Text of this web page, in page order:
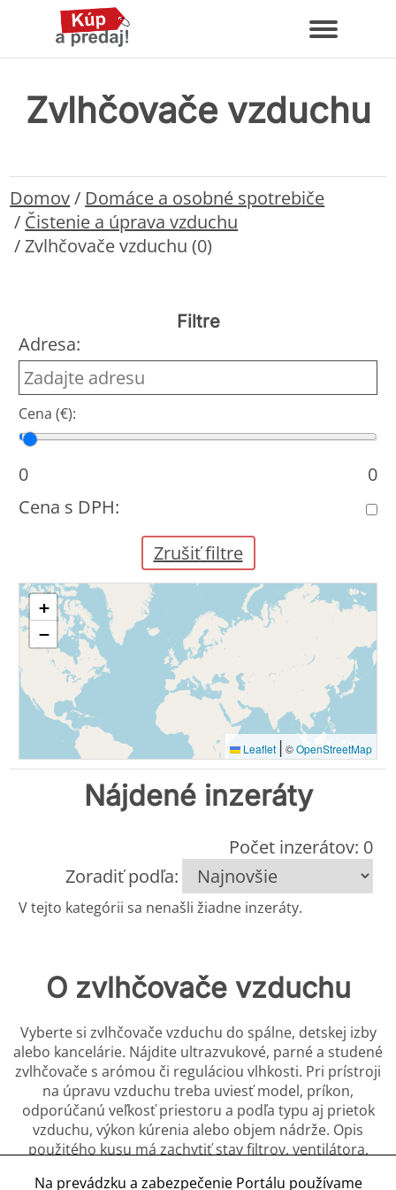
Zvlhčovače vzduchu
Domov/ Domáce a osobné spotrebiče
/ Čistenie a úprava vzduchu
/Zvlhčovače vzduchu (0)
Filtre
Adresa:
Cena (€):
Cena od
Cena do
0
0
Cena s DPH:
Zrušiť filtre
+
−
Leaflet | ©OpenStreetMap
Nájdené inzeráty
Počet inzerátov: 0
Zoradiť podľa:
V tejto kategórii sa nenašli žiadne inzeráty.
O zvlhčovače vzduchu
Vyberte si zvlhčovače vzduchu do spálne, detskej izby
alebo kancelárie. Nájdite ultrazvukové, parné a studené
zvlhčovače s arómou či reguláciou vlhkosti. Pri prístroji
na úpravu vzduchu treba uviesť model, príkon,
odporúčanú veľkosť priestoru a podľa typu aj prietok
vzduchu, výkon kúrenia alebo objem nádrže. Opis
použitého kusu má zachytiť stav filtrov, ventilátora,
Na prevádzku a zabezpečenie Portálu používame